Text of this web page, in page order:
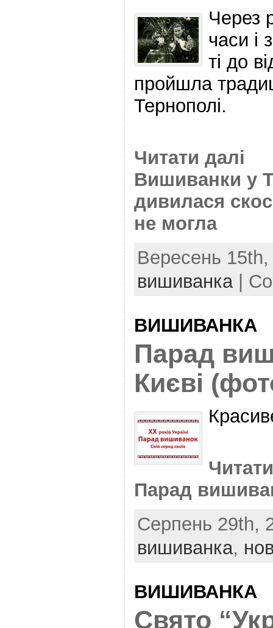
Через
часи і
ті до
пройшла
Тернополі.
Читати далі
Вишиванки у
дивилася
не могла
Вересень
вишиванка|
ВИШИВАНКА
Парад
Києві
Парад
Серпень 29th,
вишиванка,
ВИШИВАНКА
Свято